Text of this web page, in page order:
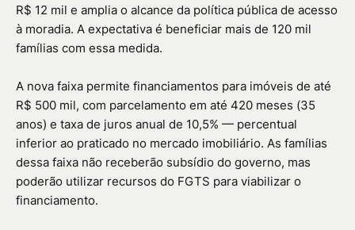
R$ 12 mil e amplia o alcance da política pública de acesso
à moradia. A expectativa é beneficiar mais de 120 mil
famílias com essa medida.
A nova faixa permite financiamentos para imóveis de até
R$ 500 mil, com parcelamento em até 420 meses (35
anos) e taxa de juros anual de 10,5% — percentual
inferior ao praticado no mercado imobiliário. As famílias
dessa faixa não receberão subsídio do governo, mas
poderão utilizar recursos do FGTS para viabilizar o
financiamento.